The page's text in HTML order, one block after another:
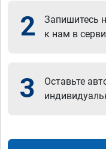
2
Запишитесь
к нам в
3
Оставьте